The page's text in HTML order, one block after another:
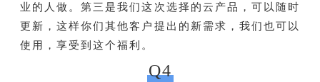
业的人做。第三是我们这次选择的云产品，可以随时
更新，这样你们其他客户提出的新需求，我们也可以
使用，享受到这个福利。
Q4